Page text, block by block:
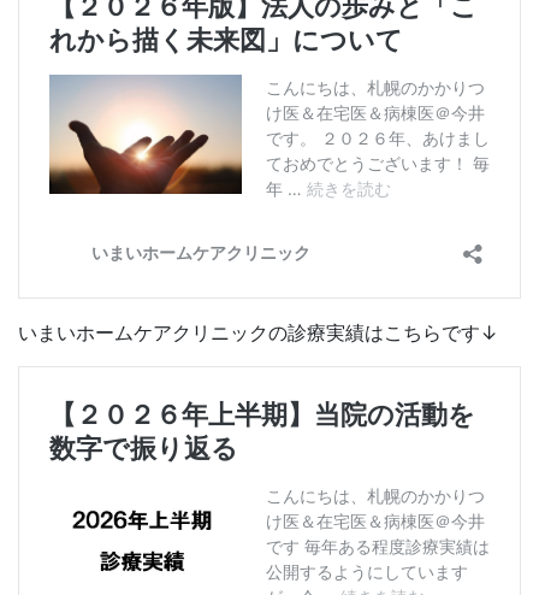
いまいホームケアクリニックの診療実績はこちらです↓